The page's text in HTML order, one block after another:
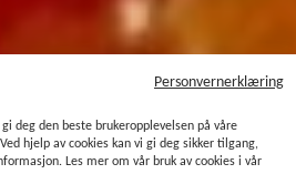
Personvernerklæring
deg den beste brukeropplevelsen på våre
hjelp av cookies kan vi gi deg sikker tilgang,
Les mer om vår bruk av cookies i vår